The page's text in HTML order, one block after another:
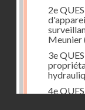
2e
Meunier
3e
4e